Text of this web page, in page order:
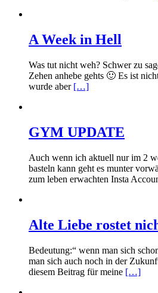
A Week in Hell
Was tut nicht weh? Schwer zu
Zehen anhebe gehts 🙂 Es ist
wurde aber […]
GYM UPDATE
Auch wenn ich aktuell nur im 2
basteln kann geht es munter
zum leben erwachten Insta
Alte Liebe rostet
Bedeutung:“ wenn man sich
man sich auch noch in der
diesem Beitrag für meine […]